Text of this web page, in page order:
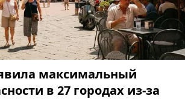
максимальный
в 27 городах из-за